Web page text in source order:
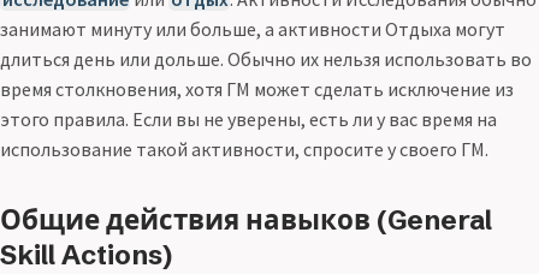
занимают минуту или больше, а активности Отдыха могут
длиться день или дольше. Обычно их нельзя использовать во
время столкновения, хотя ГМ может сделать исключение из
этого правила. Если вы не уверены, есть ли у вас время на
использование такой активности, спросите у своего ГМ.
Общие действия навыков (General
Skill Actions)